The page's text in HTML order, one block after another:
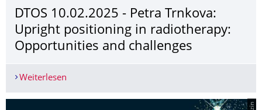
­DTOS 10.02.2025 - Petra Trnkova:
Upright positioning in radiotherapy:
Opportunities and challenges
Weiterlesen